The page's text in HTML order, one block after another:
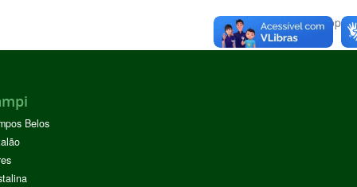
Voltar para o topo
Belos